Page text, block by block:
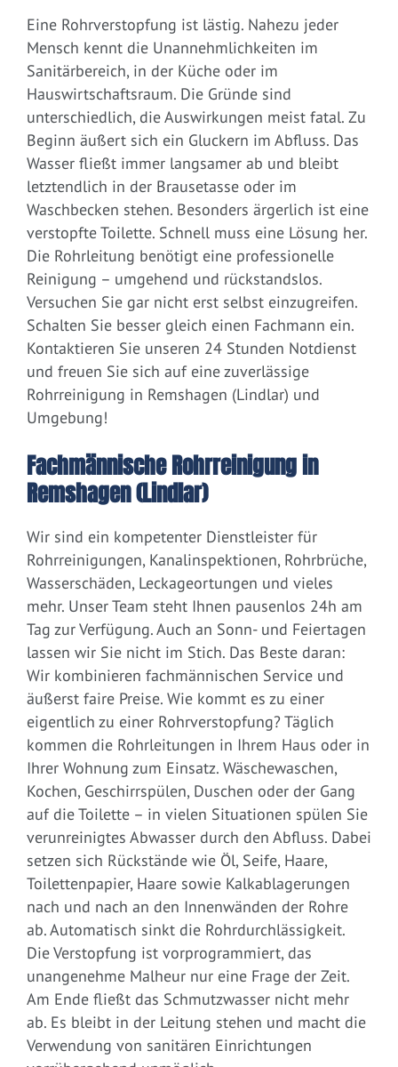
Eine Rohrverstopfung ist lästig. Nahezu jeder
Mensch kennt die Unannehmlichkeiten im
Sanitärbereich, in der Küche oder im
Hauswirtschaftsraum. Die Gründe sind
unterschiedlich, die Auswirkungen meist fatal. Zu
Beginn äußert sich ein Gluckern im Abfluss. Das
Wasser fließt immer langsamer ab und bleibt
letztendlich in der Brausetasse oder im
Waschbecken stehen. Besonders ärgerlich ist eine
verstopfte Toilette. Schnell muss eine Lösung her.
Die Rohrleitung benötigt eine professionelle
Reinigung – umgehend und rückstandslos.
Versuchen Sie gar nicht erst selbst einzugreifen.
Schalten Sie besser gleich einen Fachmann ein.
Kontaktieren Sie unseren 24 Stunden Notdienst
und freuen Sie sich auf eine zuverlässige
Rohrreinigung in Remshagen (Lindlar) und
Umgebung!
Fachmännische Rohrreinigung in
Remshagen (Lindlar)
Wir sind ein kompetenter Dienstleister für
Rohrreinigungen, Kanalinspektionen, Rohrbrüche,
Wasserschäden, Leckageortungen und vieles
mehr. Unser Team steht Ihnen pausenlos 24h am
Tag zur Verfügung. Auch an Sonn- und Feiertagen
lassen wir Sie nicht im Stich. Das Beste daran:
Wir kombinieren fachmännischen Service und
äußerst faire Preise. Wie kommt es zu einer
eigentlich zu einer Rohrverstopfung? Täglich
kommen die Rohrleitungen in Ihrem Haus oder in
Ihrer Wohnung zum Einsatz. Wäschewaschen,
Kochen, Geschirrspülen, Duschen oder der Gang
auf die Toilette – in vielen Situationen spülen Sie
verunreinigtes Abwasser durch den Abfluss. Dabei
setzen sich Rückstände wie Öl, Seife, Haare,
Toilettenpapier, Haare sowie Kalkablagerungen
nach und nach an den Innenwänden der Rohre
ab. Automatisch sinkt die Rohrdurchlässigkeit.
Die Verstopfung ist vorprogrammiert, das
unangenehme Malheur nur eine Frage der Zeit.
Am Ende fließt das Schmutzwasser nicht mehr
ab. Es bleibt in der Leitung stehen und macht die
Verwendung von sanitären Einrichtungen